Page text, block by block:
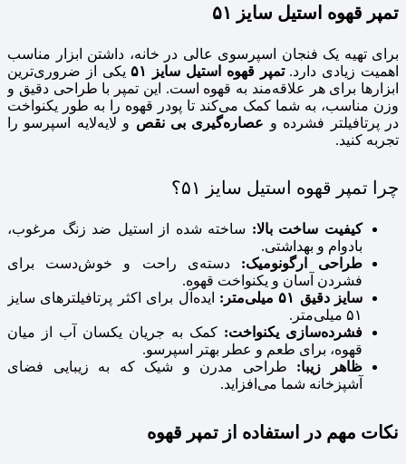
تمپر قهوه استیل سایز ۵۱
برای تهیه یک فنجان اسپرسوی عالی در خانه، داشتن ابزار مناسب
اهمیت زیادی دارد.تمپر قهوه استیل سایز ۵۱
یکی از ضروری‌ترین
ابزارها برای هر علاقه‌مند به قهوه است. این تمپر با طراحی دقیق و
وزن مناسب، به شما کمک می‌کند تا پودر قهوه را به طور یکنواخت
در پرتافیلتر فشرده و عصاره‌گیری بی‌ نقص و لایه‌لایه اسپرسو را
تجربه کنید.
چرا تمپر قهوه استیل سایز ۵۱؟
کیفیت ساخت بالا: ساخته شده از استیل ضد زنگ مرغوب،
بادوام و بهداشتی.
طراحی ارگونومیک: دسته‌ی راحت و خوش‌دست برای
فشردن آسان و یکنواخت قهوه.
سایز دقیق ۵۱ میلی‌متر:
ایده‌آل برای اکثر پرتافیلترهای سایز
۵۱ میلی‌متر.
فشرده‌سازی یکنواخت: کمک به جریان یکسان آب از میان
قهوه، برای طعم و عطر بهتر اسپرسو.
ظاهر زیبا: طراحی مدرن و شیک که به زیبایی فضای
آشپزخانه شما می‌افزاید.
نکات مهم در استفاده از تمپر قهوه